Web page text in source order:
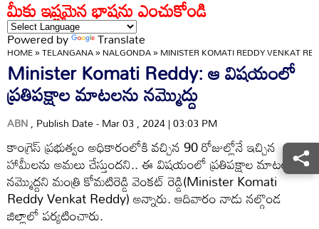
మీకు ఇష్టమైన భాషను ఎంచుకోండి
Powered by Translate
HOME»TELANGANA»NALGONDA»MINISTER KOMATI REDDY VENKAT
Minister Komati Reddy: ఆ విషయంలో
ప్రతిపక్షాల మాటలను నమ్మొద్దు
ABN, Publish Date - Mar 03 , 2024 | 03:03 PM
కాంగ్రెస్ ప్రభుత్వం అధికారంలోకి వచ్చిన 90 రోజుల్లోనే ఇచ్చిన
హామీలను అమలు చేస్తుందని.. ఈ విషయంలో ప్రతిపక్షాల మాటలు
నమ్మొద్దని మంత్రి కోమటిరెడ్డి వెంకట్ రెడ్డి(Minister Komati
Reddy Venkat Reddy) అన్నారు. ఆదివారం నాడు నల్గొండ
జిల్లాలో పర్యటించారు.